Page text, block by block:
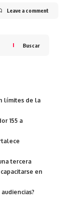
Leave a comment
Buscar
límites de la
155 a
tercera
en